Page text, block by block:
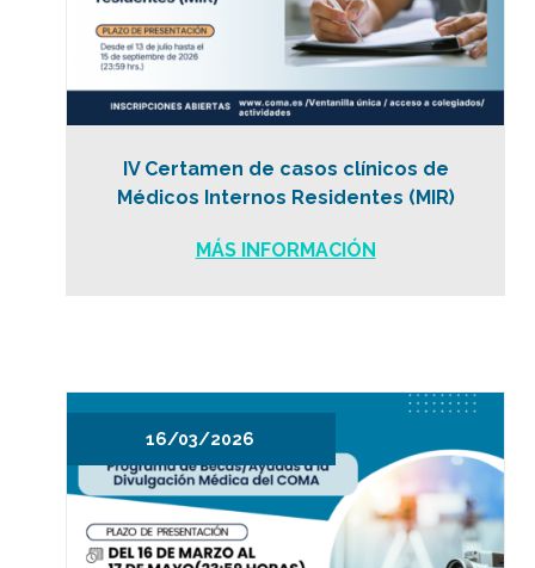
IV Certamen de casos clínicos de
Médicos Internos Residentes (MIR)
MÁS INFORMACIÓN
16/03/2026